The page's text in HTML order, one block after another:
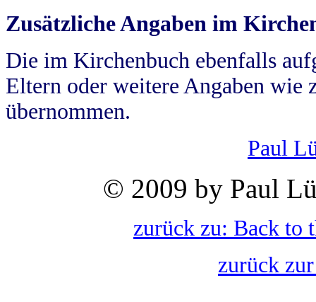
Zusätzliche Angaben im
Die im Kirchenbuch ebenfalls
Eltern oder weitere Angaben wie
übernommen.
Paul
© 2009 by Paul
zurück zu: Back to
zurück